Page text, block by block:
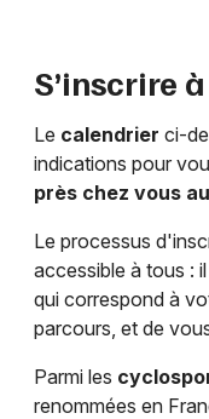
S’inscrire
Le calendrier ci-
indications pour
près chez vous au
Le processus
accessible à tous :
qui correspond à
parcours, et de
Parmi les
renommées en